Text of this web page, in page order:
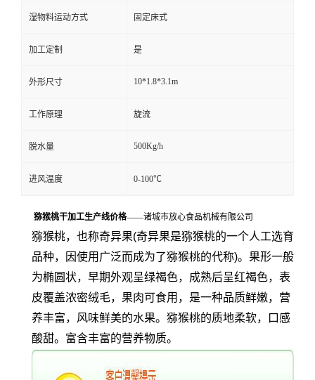
湿物料运动方式 固定床式
加工定制 是
外形尺寸 10*1.8*3.1m
工作原理 旋流
脱水量 500Kg/h
进风温度 0-100℃
猕猴桃干加工生产线价格——诸城市放心食品机械有限公司
猕猴桃，也称奇异果(奇异果是猕猴桃的一个人工选育
品种，因使用广泛而成为了猕猴桃的代称)。果形一般
为椭圆状，早期外观呈绿褐色，成熟后呈红褐色，表
皮覆盖浓密绒毛，果肉可食用，是一种品质鲜嫩，营
养丰富，风味鲜美的水果。猕猴桃的质地柔软，口感
酸甜。富含丰富的营养物质。